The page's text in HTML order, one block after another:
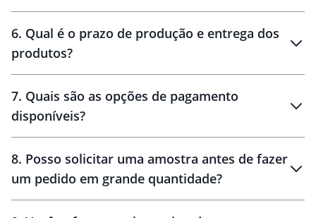
6. Qual é o prazo de produção e entrega dos
produtos?
10 dias
brinde
48 horas
7. Quais são as opções de pagamento
disponíveis?
8. Posso solicitar uma amostra antes de fazer
um pedido em grande quantidade?